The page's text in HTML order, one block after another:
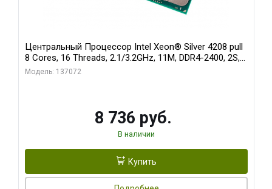
Центральный Процессор Intel Xeon® Silver 4208 pull
8 Cores, 16 Threads, 2.1/3.2GHz, 11M, DDR4-2400, 2S,
85W oem
Модель: 137072
8 736 руб.
В наличии
Купить